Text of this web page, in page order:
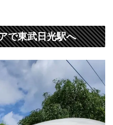
で東武日光駅へ